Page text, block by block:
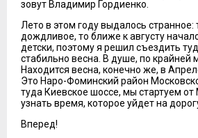
зовут Владимир Гордиенко.
Лето в этом году выдалось странное:
дождливое, то ближе к августу
детски, поэтому я решил съездить
стабильно весна. В душе, по крайней
Находится весна, конечно же, в
Это Наро-Фоминский район
туда Киевское шоссе, мы стартуем
узнать время, которое уйдет на
Вперед!